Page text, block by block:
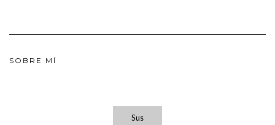
SOBRE MÍ
Sus